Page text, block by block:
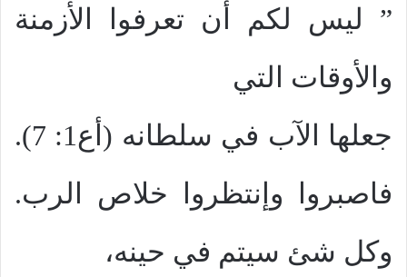
” ليس لكم أن تعرفوا الأزمنة
والأوقات التي
جعلها الآب في سلطانه (أع1: 7).
فاصبروا وإنتظروا خلاص الرب.
وكل شئ سيتم في حينه،